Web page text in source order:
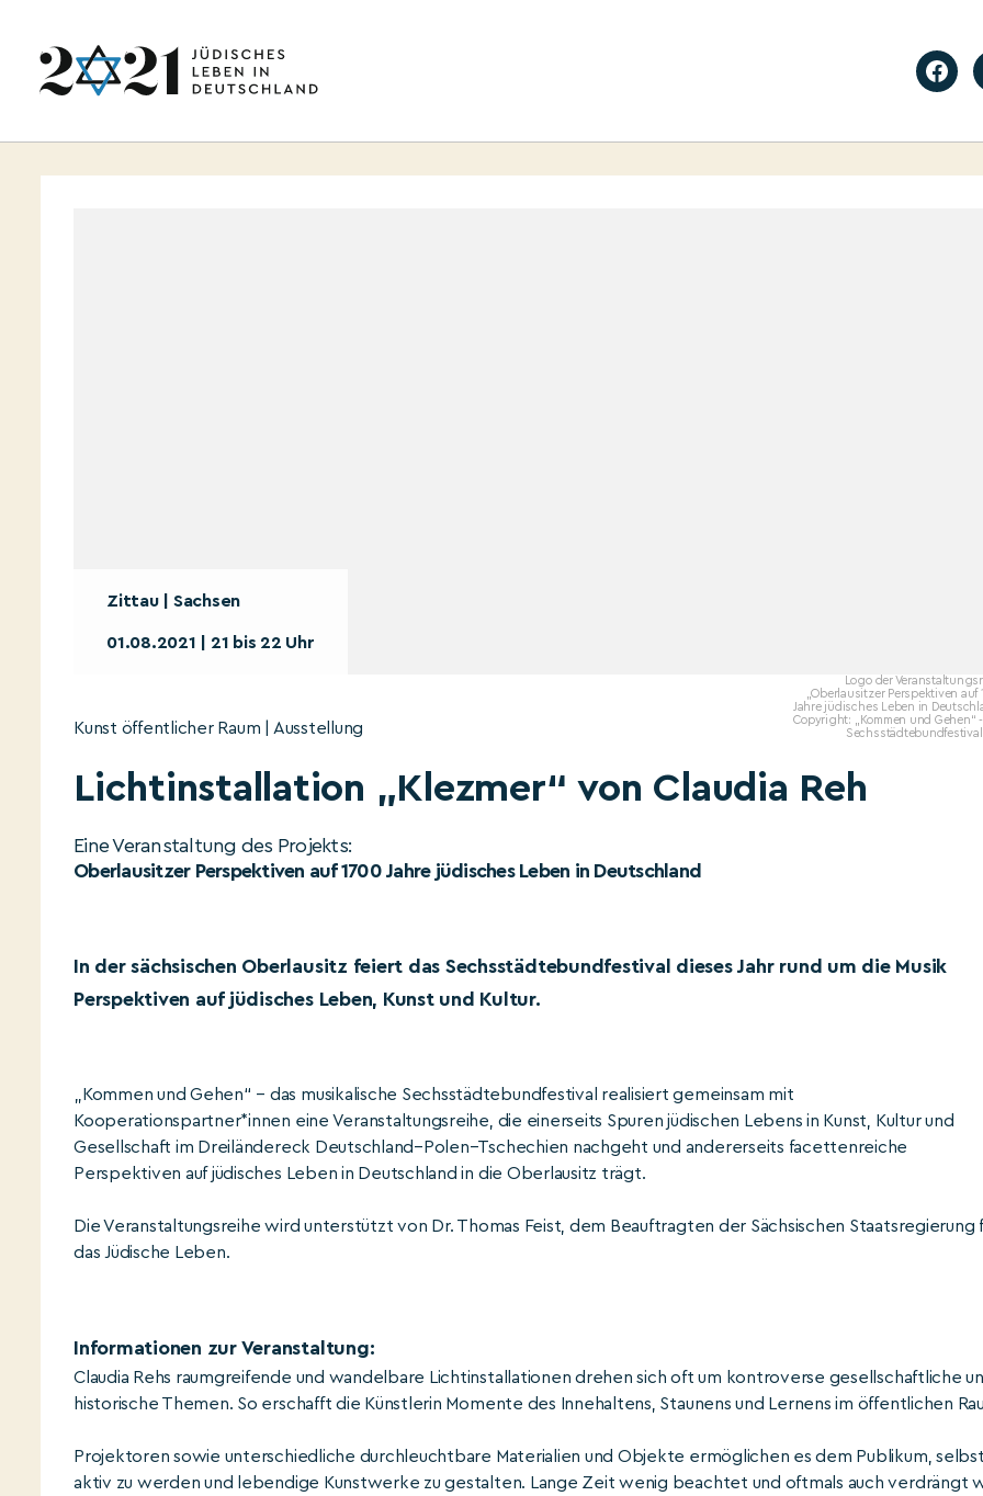
Zittau | Sachsen
01.08.2021 | 21 bis 22 Uhr
Logo der
„Oberlausitzer Perspektiven auf
Jahre jüdisches Leben in
Copyright: „Kommen und Gehen“
Kunst öffentlicher Raum | Ausstellung
Lichtinstallation „Klezmer“ von Claudia Reh
Eine Veranstaltung des Projekts:
Oberlausitzer Perspektiven auf 1700 Jahre jüdisches Leben in Deutschland
In der sächsischen Oberlausitz feiert das Sechsstädtebundfestival dieses Jahr rund um die Musik
Perspektiven auf jüdisches Leben, Kunst und Kultur.
„Kommen und Gehen“ – das musikalische Sechsstädtebundfestival realisiert gemeinsam mit
Kooperationspartner*innen eine Veranstaltungsreihe, die einerseits Spuren jüdischen Lebens in Kunst, Kultur und
Gesellschaft im Dreiländereck Deutschland–Polen–Tschechien nachgeht und andererseits facettenreiche
Perspektiven auf jüdisches Leben in Deutschland in die Oberlausitz trägt.
Die Veranstaltungsreihe wird unterstützt von Dr. Thomas Feist, dem Beauftragten der Sächsischen Staatsregierung
das Jüdische Leben.
Informationen zur Veranstaltung:
Claudia Rehs raumgreifende und wandelbare Lichtinstallationen drehen sich oft um kontroverse gesellschaftliche
historische Themen. So erschafft die Künstlerin Momente des Innehaltens, Staunens und Lernens im öffentlichen
Projektoren sowie unterschiedliche durchleuchtbare Materialien und Objekte ermöglichen es dem Publikum,
aktiv zu werden und lebendige Kunstwerke zu gestalten. Lange Zeit wenig beachtet und oftmals auch verdrängt